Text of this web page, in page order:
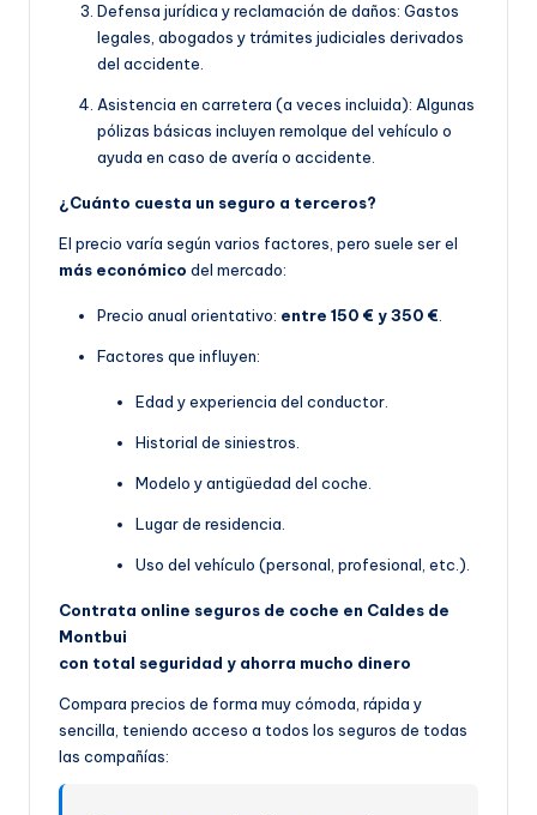
Defensa jurídica y reclamación de daños: Gastos
legales, abogados y trámites judiciales derivados
del accidente.
Asistencia en carretera (a veces incluida): Algunas
pólizas básicas incluyen remolque del vehículo o
ayuda en caso de avería o accidente.
¿Cuánto cuesta un seguro a terceros?
El precio varía según varios factores, pero suele ser el
más económico del mercado:
Precio anual orientativo: entre 150 € y 350 €.
Factores que influyen:
Edad y experiencia del conductor.
Historial de siniestros.
Modelo y antigüedad del coche.
Lugar de residencia.
Uso del vehículo (personal, profesional, etc.).
Contrata online seguros de coche en Caldes de
Montbui
con total seguridad y ahorra mucho dinero
Compara precios de forma muy cómoda, rápida y
sencilla, teniendo acceso a todos los seguros de todas
las compañías: